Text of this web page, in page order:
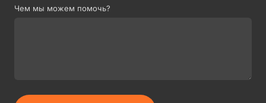
Чем мы можем помочь?